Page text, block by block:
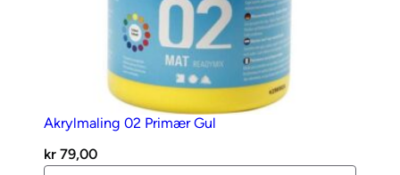
Akrylmaling 02 Primær Gul
kr 79,00